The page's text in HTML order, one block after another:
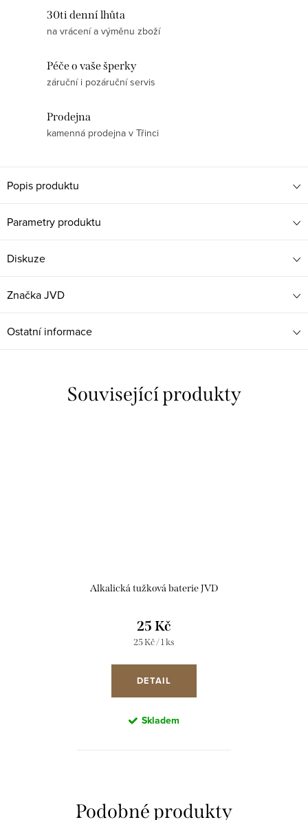
30ti denní lhůta
na vrácení a výměnu zboží
Péče o vaše šperky
záruční i pozáruční servis
Prodejna
kamenná prodejna v Třinci
Popis produktu
Parametry produktu
Diskuze
ZnačkaJVD
Ostatní informace
Související produkty
Alkalická tužková baterie JVD
25 Kč
Měrná
25 Kč / 1 ks
DETAIL
Skladem